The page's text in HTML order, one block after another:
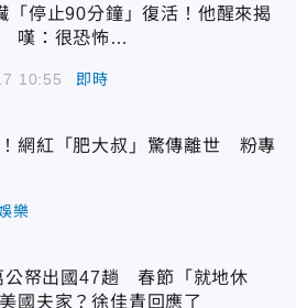
「停止90分鐘」復活！他醒來揭
嘆：很恐怖…
10:55 即時
網紅「肥大叔」驚傳離世 粉專
樂
公帑出國47趟 春節「就地休
國夫家？徐佳青回應了